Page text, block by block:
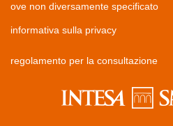
ove non diversamente specificato
informativa sulla privacy
regolamento per la consultazione